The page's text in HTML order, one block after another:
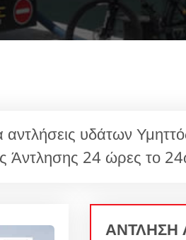
υδάτων
Άντλησης 24 ώρες το
ΑΝΤΛΗΣΗ